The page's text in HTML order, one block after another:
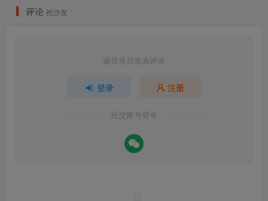
评论 抢沙发
请登录后发表评论
登录 注册
社交账号登录